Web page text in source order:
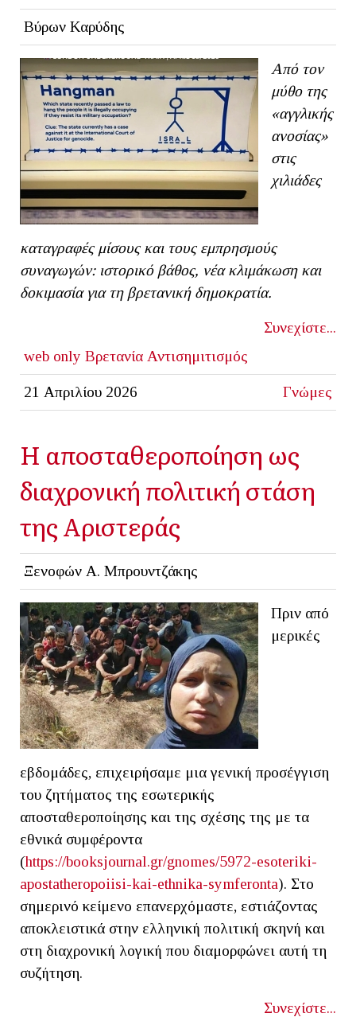
Βύρων Καρύδης
Από τον
μύθο της
«αγγλικής
ανοσίας»
στις
χιλιάδες
καταγραφές μίσους και τους εμπρησμούς
συναγωγών: ιστορικό βάθος, νέα κλιμάκωση και
δοκιμασία για τη βρετανική δημοκρατία.
Συνεχίστε...
web only Βρετανία Αντισημιτισμός
21 Απριλίου 2026 Γνώμες
Η αποσταθεροποίηση ως
διαχρονική πολιτική στάση
της Αριστεράς
Ξενοφών Α. Μπρουντζάκης
Πριν από
μερικές
εβδομάδες, επιχειρήσαμε μια γενική προσέγγιση
του ζητήματος της εσωτερικής
αποσταθεροποίησης και της σχέσης της με τα
εθνικά συμφέροντα
(https://booksjournal.gr/gnomes/5972-esoteriki-
apostatheropoiisi-kai-ethnika-symferonta). Στο
σημερινό κείμενο επανερχόμαστε, εστιάζοντας
αποκλειστικά στην ελληνική πολιτική σκηνή και
στη διαχρονική λογική που διαμορφώνει αυτή τη
συζήτηση.
Συνεχίστε...